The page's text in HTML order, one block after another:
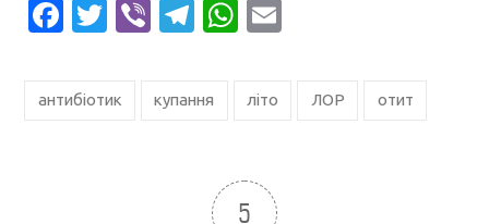
Facebook
Twitter
ViberTelegram
WhatsApp
антибіотик купання літо ЛОР отит
5